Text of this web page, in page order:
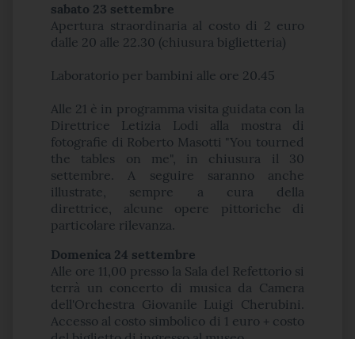
sabato 23 settembre
Apertura straordinaria al costo di 2 euro
dalle 20 alle 22.30 (chiusura biglietteria)
Laboratorio per bambini alle ore 20.45
Alle 21 è in programma visita guidata con la
Direttrice Letizia Lodi alla mostra di
fotografie di Roberto Masotti "You tourned
the tables on me", in chiusura il 30
settembre. A seguire saranno anche
illustrate, sempre a cura della
direttrice, alcune opere pittoriche di
particolare rilevanza.
Domenica 24 settembre
Alle ore 11,00 presso la Sala del Refettorio si
terrà un concerto di musica da Camera
dell'Orchestra Giovanile Luigi Cherubini.
Accesso al costo simbolico di 1 euro + costo